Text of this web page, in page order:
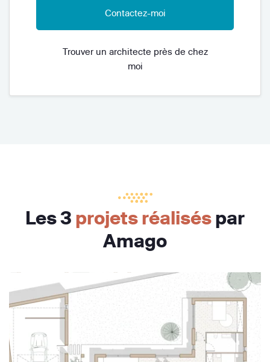
Contactez-moi
Trouver un architecte près de chez
moi
Les 3 projets réaliséspar
Amago